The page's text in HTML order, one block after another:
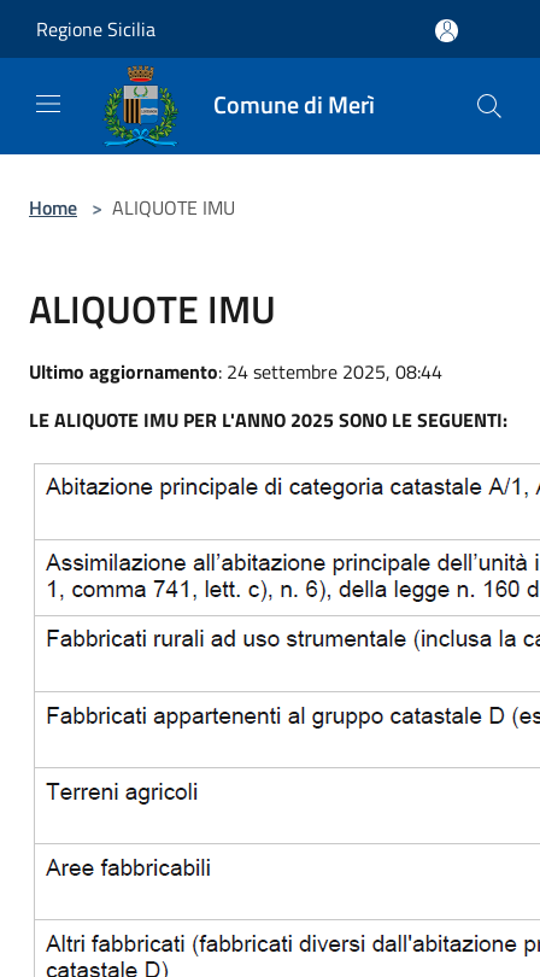
Regione Sicilia
Comune di Merì
Home > ALIQUOTE IMU
ALIQUOTE IMU
Ultimo aggiornamento: 24 settembre 2025, 08:44
LE ALIQUOTE IMU PER L'ANNO 2025 SONO LE SEGUENTI: